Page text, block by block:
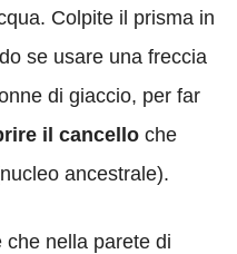
Colpite il prisma in
se usare una freccia
di giaccio, per far
il cancello che
ancestrale).
che nella parete di